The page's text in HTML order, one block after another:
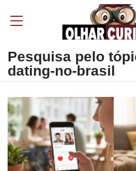
Pesquisa pelo
dating-no-brasil